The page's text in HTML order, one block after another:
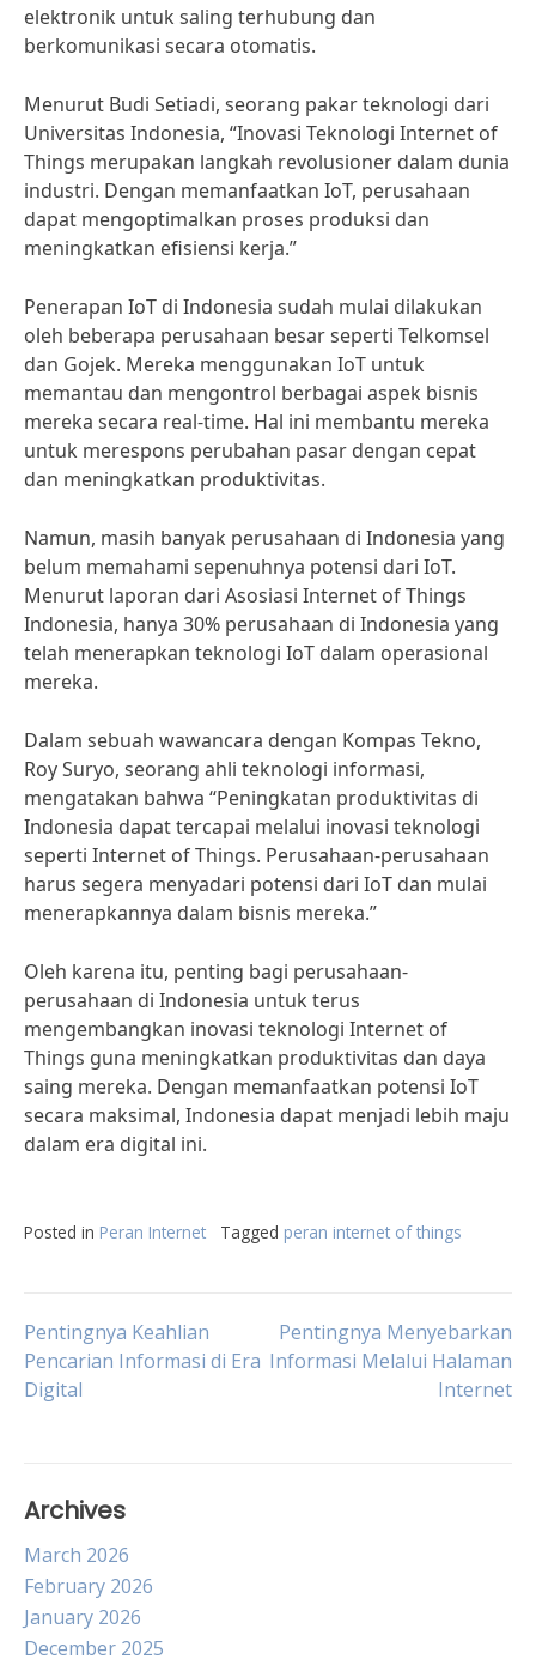
elektronik untuk saling terhubung dan
berkomunikasi secara otomatis.
Menurut Budi Setiadi, seorang pakar teknologi dari
Universitas Indonesia, “Inovasi Teknologi Internet of
Things merupakan langkah revolusioner dalam dunia
industri. Dengan memanfaatkan IoT, perusahaan
dapat mengoptimalkan proses produksi dan
meningkatkan efisiensi kerja.”
Penerapan IoT di Indonesia sudah mulai dilakukan
oleh beberapa perusahaan besar seperti Telkomsel
dan Gojek. Mereka menggunakan IoT untuk
memantau dan mengontrol berbagai aspek bisnis
mereka secara real-time. Hal ini membantu mereka
untuk merespons perubahan pasar dengan cepat
dan meningkatkan produktivitas.
Namun, masih banyak perusahaan di Indonesia yang
belum memahami sepenuhnya potensi dari IoT.
Menurut laporan dari Asosiasi Internet of Things
Indonesia, hanya 30% perusahaan di Indonesia yang
telah menerapkan teknologi IoT dalam operasional
mereka.
Dalam sebuah wawancara dengan Kompas Tekno,
Roy Suryo, seorang ahli teknologi informasi,
mengatakan bahwa “Peningkatan produktivitas di
Indonesia dapat tercapai melalui inovasi teknologi
seperti Internet of Things. Perusahaan-perusahaan
harus segera menyadari potensi dari IoT dan mulai
menerapkannya dalam bisnis mereka.”
Oleh karena itu, penting bagi perusahaan-
perusahaan di Indonesia untuk terus
mengembangkan inovasi teknologi Internet of
Things guna meningkatkan produktivitas dan daya
saing mereka. Dengan memanfaatkan potensi IoT
secara maksimal, Indonesia dapat menjadi lebih maju
dalam era digital ini.
Posted in Peran Internet Tagged peran internet of things
Post
navigation
Pentingnya Keahlian
Pencarian Informasi di Era
Digital
Pentingnya Menyebarkan
Informasi Melalui Halaman
Internet
Archives
March 2026
February 2026
January 2026
December 2025